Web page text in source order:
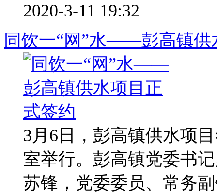
2020-3-11 19:32
同饮一“网”水——彭高镇供
3月6日，彭高镇供水项
室举行。彭高镇党委书
苏锋，党委委员、常务